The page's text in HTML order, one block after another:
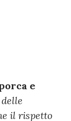
e
il rispetto